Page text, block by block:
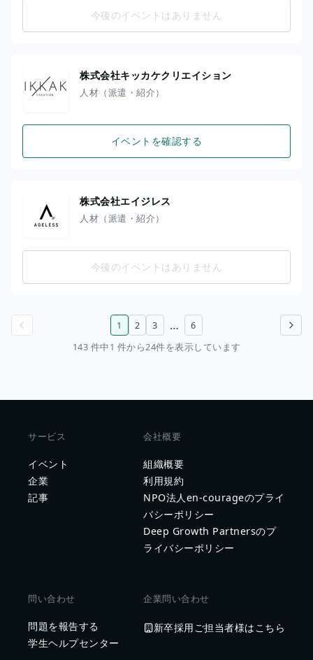
今後のイベントはありません
株式会社キッカケクリエイション
人材（派遣・紹介）
イベントを確認する
株式会社エイジレス
人材（派遣・紹介）
今後のイベントはありません
次のページ
1 2 3 …
6
143 件中1 件から24件を表示しています
サービス
イベント
企業
記事
会社概要
組織概要
利用規約
NPO法人en-courageのプライ
バシーポリシー
Deep Growth Partnersのプ
ライバシーポリシー
問い合わせ
問題を報告する
学生ヘルプセンター
企業問い合わせ
新卒採用ご担当者様はこちら